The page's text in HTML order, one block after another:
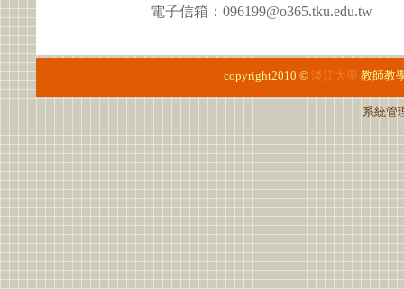
電子信箱：096199@o365.tku.edu.tw
copyright2010 © 淡江大學 教師教
系統管